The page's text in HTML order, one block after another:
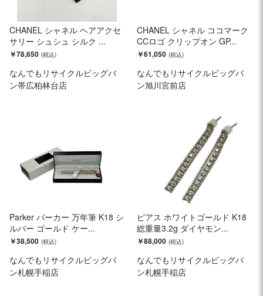
CHANEL シャネル ヘアアクセ
サリー シュシュ シルク ...
￥78,650
なんでもリサイクルビッグバ
ン帯広柏林台店
CHANEL シャネル ココマーク
CCロゴ クリップオン GP...
￥61,050
なんでもリサイクルビッグバ
ン旭川宮前店
Parker パーカー 万年筆 K18 シ
ルバー ゴールド ケー...
￥38,500
なんでもリサイクルビッグバ
ン札幌手稲店
ピアス ホワイトゴールド K18
総重量3.2g ダイヤモン...
￥88,000
なんでもリサイクルビッグバ
ン札幌手稲店